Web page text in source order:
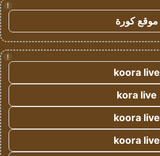
!
موقع كورة
!
koora live
kora live
koora live
koora live